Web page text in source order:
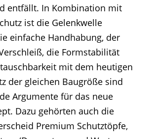
entfällt. In Kombination mit
ist die Gelenkwelle
einfache Handhabung, der
die Formstabilität
mit dem heutigen
der gleichen Baugröße sind
Argumente für das neue
Dazu gehörten auch die
Premium Schutztöpfe,